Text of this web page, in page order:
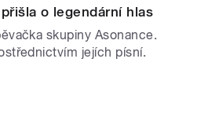
o legendární hlas
skupiny Asonance.
jejích písní.